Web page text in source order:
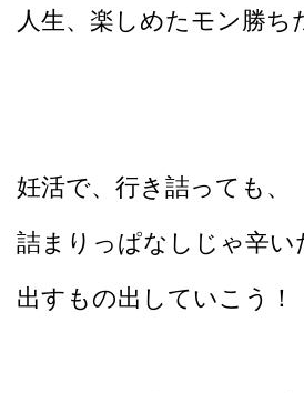
人生、楽しめたモン勝ち
妊活で、行き詰っても、
詰まりっぱなしじゃ辛い
出すもの出していこう！